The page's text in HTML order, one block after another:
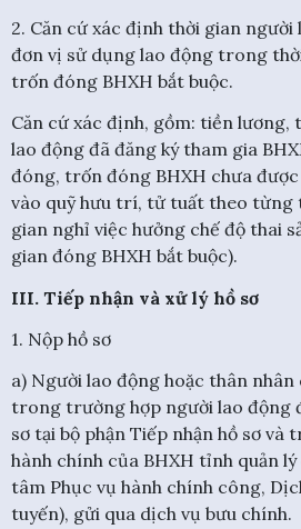
2. Căn cứ xác định thời gian
đơn vị sử dụng lao động trong
trốn đóng BHXH bắt buộc.
Căn cứ xác định, gồm: tiền
lao động đã đăng ký tham gia
đóng, trốn đóng BHXH chưa
vào quỹ hưu trí, tử tuất theo từng
gian nghỉ việc hưởng chế độ thai
gian đóng BHXH bắt buộc).
III. Tiếp nhận và xử lý hồ sơ
1. Nộp hồ sơ
a) Người lao động hoặc thân
trong trường hợp người lao động
sơ tại bộ phận Tiếp nhận hồ sơ và
hành chính của BHXH tỉnh quản
tâm Phục vụ hành chính công,
tuyến), gửi qua dịch vụ bưu chính.